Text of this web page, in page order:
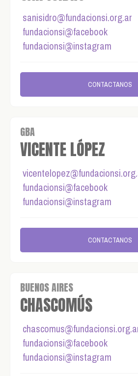
sanisidro@fundacionsi.org.ar
fundacionsi@facebook
fundacionsi@instagram
CONTACTANOS
GBA
VICENTE LÓPEZ
fundacionsi@facebook
fundacionsi@instagram
CONTACTANOS
BUENOS AIRES
CHASCOMÚS
fundacionsi@facebook
fundacionsi@instagram